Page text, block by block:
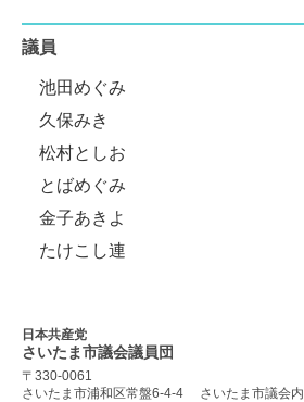
議員
池田めぐみ
久保みき
松村としお
とばめぐみ
金子あきよ
たけこし連
日本共産党
さいたま市議会議員団
〒330-0061
さいたま市浦和区常盤6-4-4
さいたま市議会内